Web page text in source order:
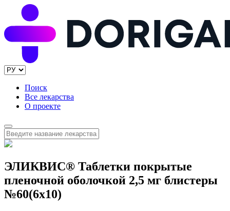
Поиск
Все лекарства
О проекте
ЭЛИКВИС® Таблетки покрытые
пленочной оболочкой 2,5 мг блистеры
№60(6x10)